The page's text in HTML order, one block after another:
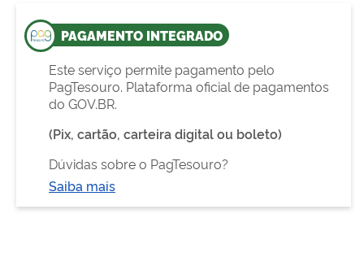
PAGAMENTO INTEGRADO
Este serviço permite pagamento pelo
PagTesouro. Plataforma oficial de pagamentos
do GOV.BR.
(Pix, cartão, carteira digital ou boleto)
Dúvidas sobre o PagTesouro?
Saiba mais